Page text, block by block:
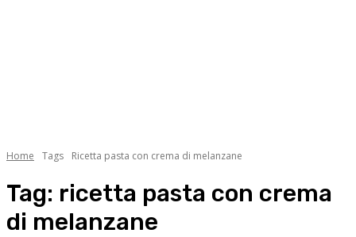
Home Tags Ricetta pasta con crema di melanzane
Tag: ricetta pasta con crema
di melanzane